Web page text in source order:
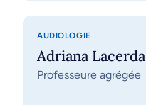
AUDIOLOGIE
Adriana Lacerda
Professeure agrégée